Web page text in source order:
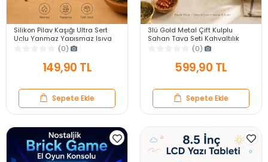
Silikon Pilav Kaşığı Ultra Sert
Uçlu Yanmaz Yapışmaz Isıya
Dayanıklı Kırmızı Servis Yemek
(0)
149,90 TL
Sepete Ekle
3lü Gold Metal Çift Kulplu
Sahan Tava Seti Kahvaltılık
Meze Menemen Mutfak Sofra
Sunum Kabı Seti
(0)
599,90 TL
Sepete Ekle